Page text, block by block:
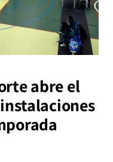
abre el